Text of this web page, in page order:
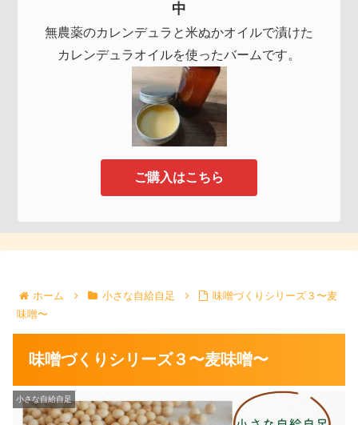
中
無農薬のカレンデュラと米ぬかオイルで漬けた
カレンデュラオイルを使ったバームです。
ご購入はこちら
ホーム 小さな自給自足
味噌づくりシリーズ３〜麦
味噌〜
味噌づくりシリーズ３〜麦味噌〜
小さな自給自足